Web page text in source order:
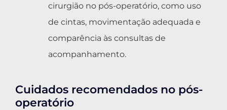
cirurgião no pós-operatório, como uso
de cintas, movimentação adequada e
comparência às consultas de
acompanhamento.
Cuidados recomendados no pós-
operatório